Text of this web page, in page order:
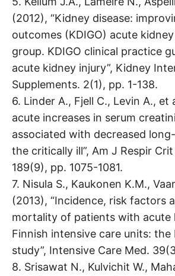
(2012), “Kidney disease:
outcomes (KDIGO) acute
group. KDIGO clinical practice
acute kidney injury”, Kidney
Supplements. 2(1), pp. 1-138.
6. Linder A., Fjell C., Levin A., et
acute increases in serum
associated with decreased
the critically ill”, Am J Respir
189(9), pp. 1075-1081.
7. Nisula S., Kaukonen K.M.,
(2013), “Incidence, risk factors
mortality of patients with acute
Finnish intensive care units: the
study”, Intensive Care Med.
8. Srisawat N., Kulvichit W.,